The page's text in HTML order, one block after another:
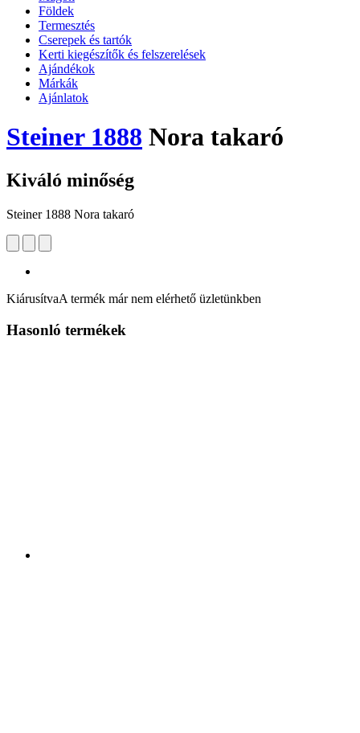
Földek
Termesztés
Cserepek és tartók
Kerti kiegészítők és felszerelések
Ajándékok
Márkák
Ajánlatok
Steiner 1888 Nora takaró
Kiváló minőség
Steiner 1888 Nora takaró
KiárusítvaA termék már nem elérhető üzletünkben
Hasonló termékek